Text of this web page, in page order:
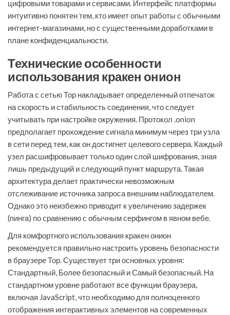
цифровыми товарами и сервисами. Интерфейс платформы
интуитивно понятен тем, кто имеет опыт работы с обычными
интернет-магазинами, но с существенными доработками в
плане конфиденциальности.
Технические особенности
использования кракен онион
Работа с сетью Тор накладывает определенный отпечаток
на скорость и стабильность соединения, что следует
учитывать при настройке окружения. Протокол .onion
предполагает прохождение сигнала минимум через три узла
в сети перед тем, как он достигнет целевого сервера. Каждый
узел расшифровывает только один слой шифрования, зная
лишь предыдущий и следующий пункт маршрута. Такая
архитектура делает практически невозможным
отслеживание источника запроса внешним наблюдателем.
Однако это неизбежно приводит к увеличению задержек
(пинга) по сравнению с обычным серфингом в явном вебе.
Для комфортного использования кракен онион
рекомендуется правильно настроить уровень безопасности
в браузере Тор. Существует три основных уровня:
Стандартный, Более безопасный и Самый безопасный. На
стандартном уровне работают все функции браузера,
включая JavaScript, что необходимо для полноценного
отображения интерактивных элементов на современных